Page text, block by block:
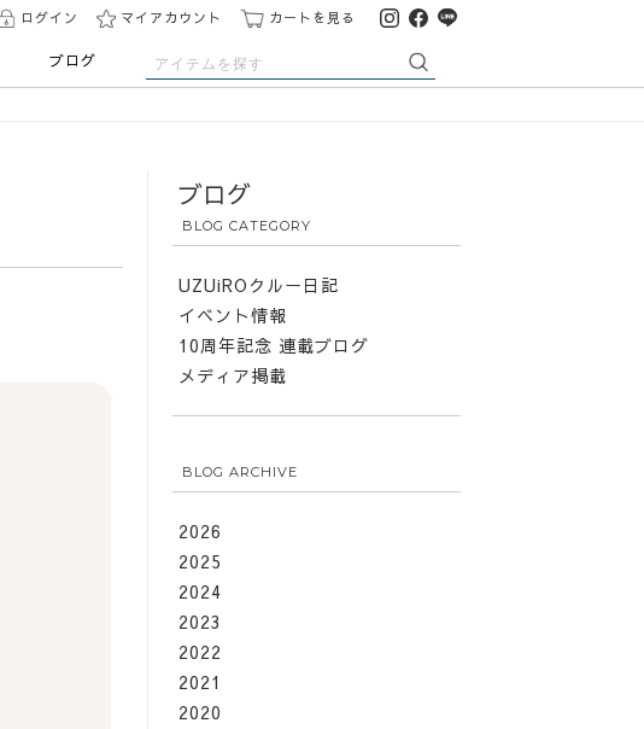
ログイン マイアカウント カートを見る
ブログ
ブログ
BLOG CATEGORY
UZUiROクルー日記
イベント情報
10周年記念 連載ブログ
メディア掲載
BLOG ARCHIVE
2026
2025
2024
2023
2022
2021
2020